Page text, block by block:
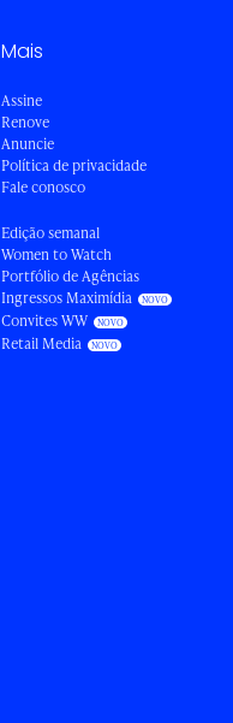
Mais
Assine
Renove
Anuncie
Política de privacidade
Fale conosco
Edição semanal
Women to Watch
Portfólio de Agências
Ingressos Maximídia
Convites WW
Retail Media